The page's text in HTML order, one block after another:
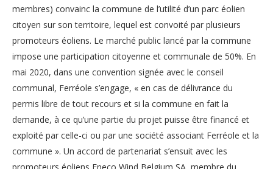
membres) convainc la commune de l’utilité d’un parc éolien
citoyen sur son territoire, lequel est convoité par plusieurs
promoteurs éoliens. Le marché public lancé par la commune
impose une participation citoyenne et communale de 50%. En
mai 2020, dans une convention signée avec le conseil
communal, Ferréole s’engage, « en cas de délivrance du
permis libre de tout recours et si la commune en fait la
demande, à ce qu’une partie du projet puisse être financé et
exploité par celle-ci ou par une société associant Ferréole et la
commune ». Un accord de partenariat s’ensuit avec les